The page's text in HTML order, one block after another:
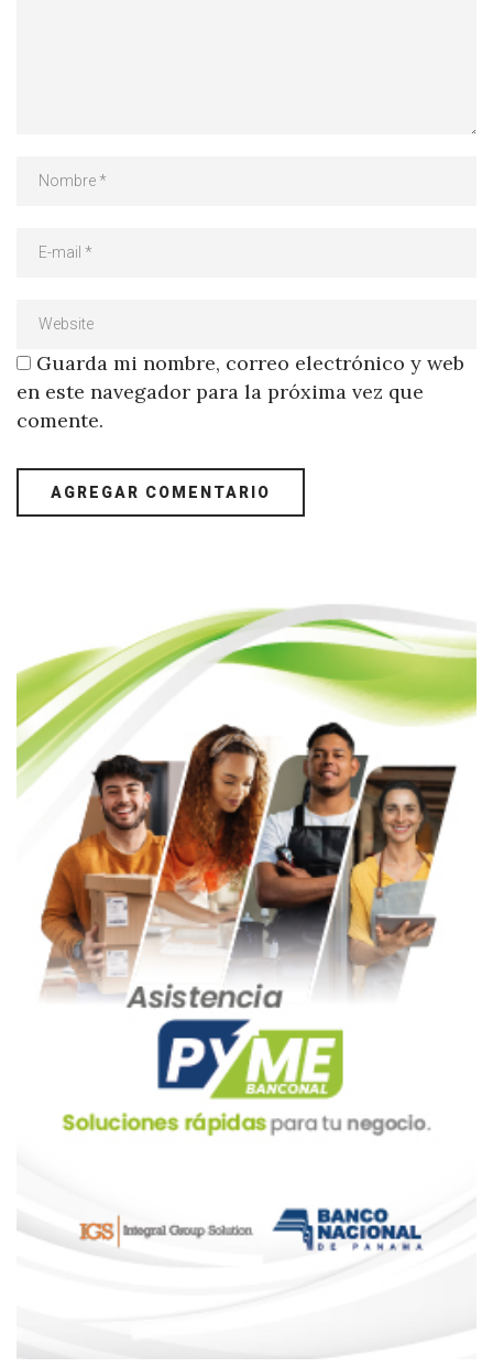
Guarda mi nombre, correo electrónico y web
en este navegador para la próxima vez que
comente.